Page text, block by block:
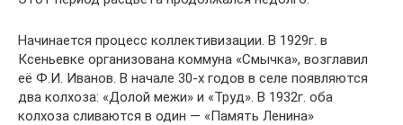
Начинается процесс коллективизации. В 1929г. в
Ксеньевке организована коммуна «Смычка», возглавил
её Ф.И. Иванов. В начале 30-х годов в селе появляются
два колхоза: «Долой межи» и «Труд». В 1932г. оба
колхоза сливаются в один — «Память Ленина»